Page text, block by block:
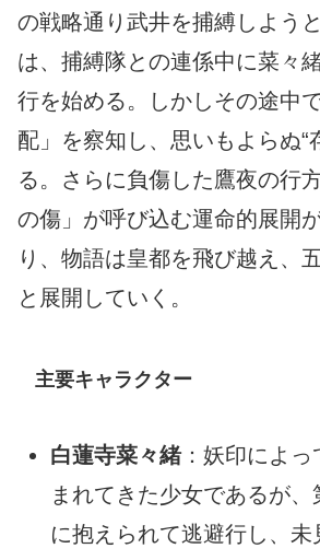
の戦略通り武井を捕縛しよう
は、捕縛隊との連係中に菜々
行を始める。しかしその途中
配」を察知し、思いもよらぬ“
る。さらに負傷した鷹夜の行
の傷」が呼び込む運命的展開
り、物語は皇都を飛び越え、
と展開していく。
主要キャラクター
白蓮寺菜々緒：妖印によっ
まれてきた少女であるが
に抱えられて逃避行し、未